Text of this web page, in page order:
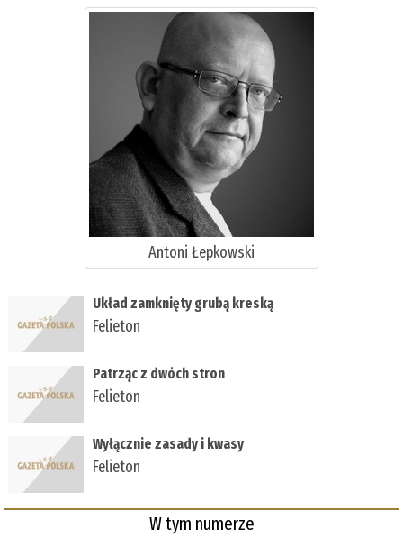
Antoni Łepkowski
Układ zamknięty grubą kreską
Felieton
Patrząc z dwóch stron
Felieton
Wyłącznie zasady i kwasy
Felieton
W tym numerze